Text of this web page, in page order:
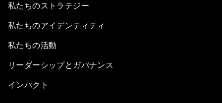
私たちのストラテジー
私たちのアイデンティティ
私たちの活動
リーダーシップとガバナンス
インパクト